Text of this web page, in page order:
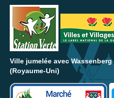
Ville jumelée avec
(Royaume-Uni)